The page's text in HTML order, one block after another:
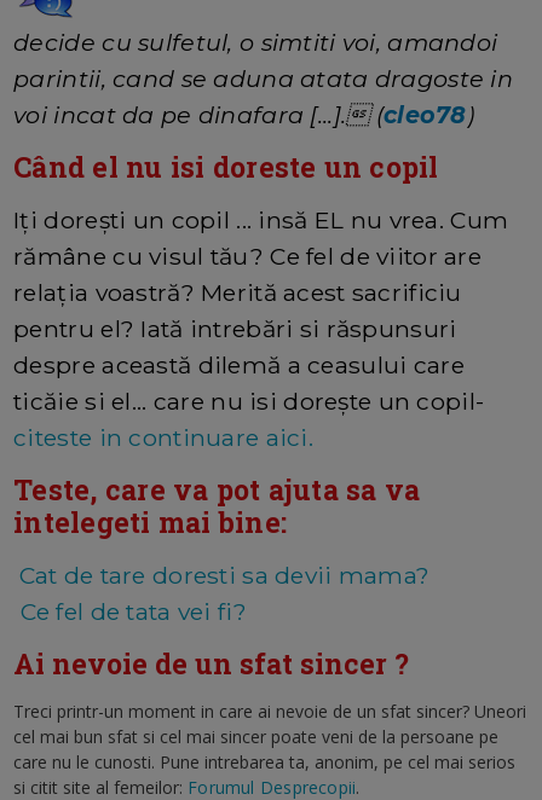
decide cu sulfetul, o simtiti voi, amandoi
parintii, cand se aduna atata dragoste in
voi incat da pe dinafara [...]. (cleo78)
Când el nu isi doreste un copil
Iți dorești un copil ... insă EL nu vrea. Cum
rămâne cu visul tău? Ce fel de viitor are
relația voastră? Merită acest sacrificiu
pentru el? Iată intrebări si răspunsuri
despre această dilemă a ceasului care
ticăie si el... care nu isi dorește un copil-
citeste in continuare aici.
Teste, care va pot ajuta sa va
intelegeti mai bine:
Cat de tare doresti sa devii mama?
Ce fel de tata vei fi?
Ai nevoie de un sfat sincer ?
Treci printr-un moment in care ai nevoie de un sfat sincer? Uneori
cel mai bun sfat si cel mai sincer poate veni de la persoane pe
care nu le cunosti. Pune intrebarea ta, anonim, pe cel mai serios
si citit site al femeilor: Forumul Desprecopii.